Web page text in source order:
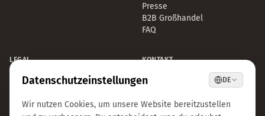
Presse
B2B Großhandel
FAQ
LEGAL
Impressum
AGB
Cookie-Einstellungen
KONTAKT
info@magu-cbd.com
Kontaktformular